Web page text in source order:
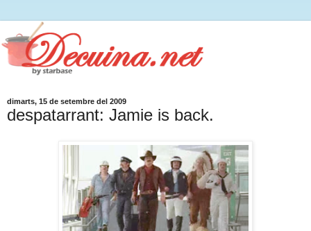
dimarts, 15 de setembre del 2009
despatarrant: Jamie is back.